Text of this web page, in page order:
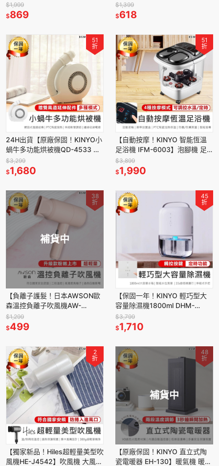
泡腳桶 足浴盆 加熱泡腳機 蒸熏
泡腳機
$1,999
$869
照明風扇 遙控扇 吊扇 桌扇 充電
電扇
$1,399
$618
51
折
24H出貨【原廠保固！KINYO小
蝸牛多功能烘被機QD-4533 贈
延伸管】烘乾機 暖被機 烘鞋機
烘衣機 乾鞋機
$3,299
$1,680
51
折
【自動按摩！KINYO 智能恆溫
足浴機 IFM-6003】泡腳機 足
浴機 泡腳桶 加熱泡腳機 蒸熏泡
腳機
$3,899
$1,990
補貨中
38
折
【負離子護髮！日本AWSON歐
森溫控負離子吹風機AW-
1503】吹風機 大風量吹風機 專
業吹風機 沙龍級吹風機
$1,299
$499
45
折
【保固一年！KINYO 輕巧型大
容量除濕機1800ml DHM-
3450】靜音 定時 清淨除濕 家
用除濕機 迷你除濕機
$3,799
$1,710
2
折
【獨家新品！Hiles超輕量美型吹
風機HE-J4542】吹風機 大風量
補貨中
48
折
【原廠保固！KINYO 直立式陶
瓷電暖器 EH-130】暖氣機 暖風